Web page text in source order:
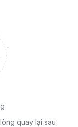
quay lại sau